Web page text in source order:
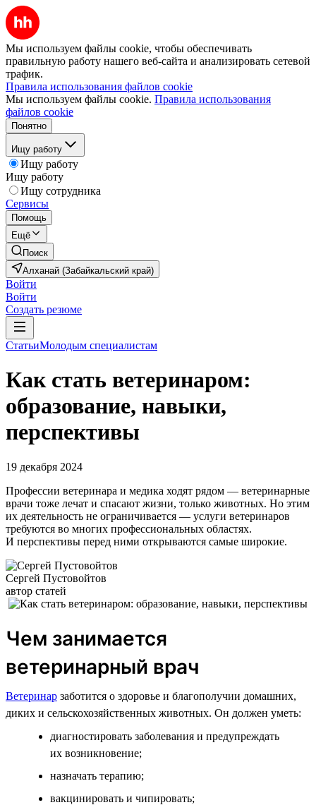
Мы используем файлы cookie, чтобы обеспечивать
правильную работу нашего веб-сайта и анализировать сетевой
трафик.
Правила использования файлов cookie
Мы используем файлы cookie. Правила использования
файлов cookie
Понятно
Ищу работу
Ищу работу
Ищу работу
Ищу сотрудника
Сервисы
Помощь
Ещё
Поиск
Алханай (Забайкальский край)
Войти
Войти
Создать резюме
СтатьиМолодым специалистам
Как стать ветеринаром:
образование, навыки,
перспективы
19 декабря 2024
Профессии ветеринара и медика ходят рядом — ветеринарные
врачи тоже лечат и спасают жизни, только животных. Но этим
их деятельность не ограничивается — услуги ветеринаров
требуются во многих профессиональных областях.
И перспективы перед ними открываются самые широкие.
Сергей Пустовойтов
автор статей
Чем занимается
ветеринарный врач
Ветеринар заботится о здоровье и благополучии домашних,
диких и сельскохозяйственных животных. Он должен уметь:
диагностировать заболевания и предупреждать
их возникновение;
назначать терапию;
вакцинировать и чипировать;